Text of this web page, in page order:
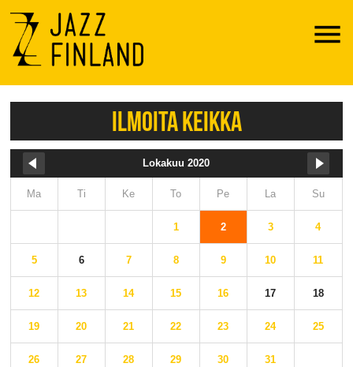
Menu
ILMOITA KEIKKA
Lokakuu 2020
Ma Ti Ke To Pe La Su
1 2 3 4
5 6 7 8 9 10 11
12 13 14 15 16 17 18
19 20 21 22 23 24 25
26 27 28 29 30 31